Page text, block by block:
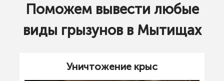
Поможем вывести любые
виды грызунов в Мытищах
Уничтожение крыс